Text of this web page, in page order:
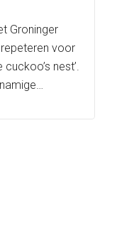
Groninger
voor
nest’.